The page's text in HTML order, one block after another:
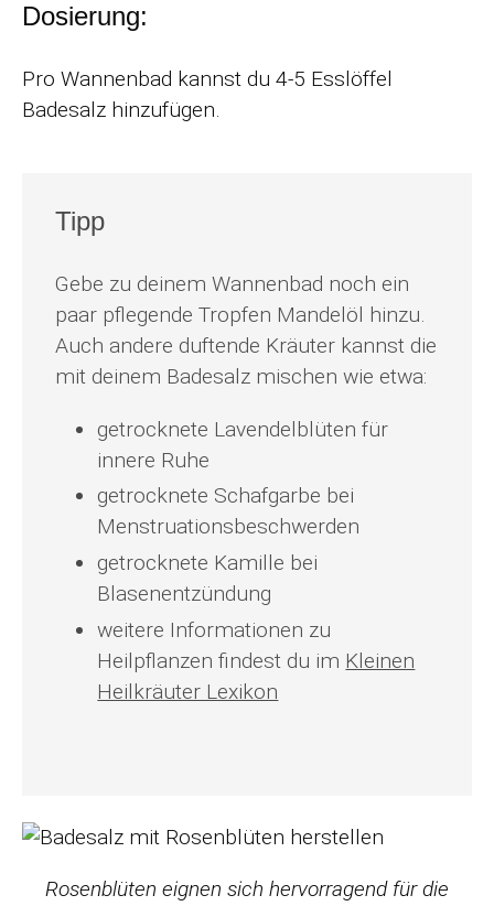
Dosierung:
Pro Wannenbad kannst du 4-5 Esslöffel
Badesalz hinzufügen.
Tipp
Gebe zu deinem Wannenbad noch ein
paar pflegende Tropfen Mandelöl hinzu.
Auch andere duftende Kräuter kannst die
mit deinem Badesalz mischen wie etwa:
getrocknete Lavendelblüten für
innere Ruhe
getrocknete Schafgarbe bei
Menstruationsbeschwerden
getrocknete Kamille bei
Blasenentzündung
weitere Informationen zu
Heilpflanzen findest du im Kleinen
Heilkräuter Lexikon
Rosenblüten eignen sich hervorragend für die